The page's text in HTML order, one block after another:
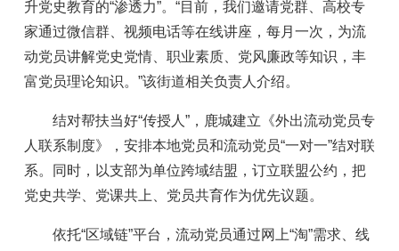
升党史教育的“渗透力”。“目前，我们邀请党群、高校专
家通过微信群、视频电话等在线讲座，每月一次，为流
动党员讲解党史党情、职业素质、党风廉政等知识，丰
富党员理论知识。”该街道相关负责人介绍。
结对帮扶当好“传授人”，鹿城建立《外出流动党员专
人联系制度》，安排本地党员和流动党员“一对一”结对联
系。同时，以支部为单位跨域结盟，订立联盟公约，把
党史共学、党课共上、党员共育作为优先议题。
依托“区域链”平台，流动党员通过网上“淘”需求、线